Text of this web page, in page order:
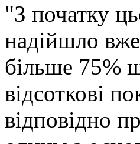
"З початку
надійшло
більше 75%
відсоткові
відповідно